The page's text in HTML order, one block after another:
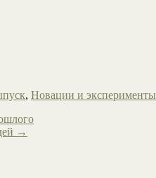
, Новации и эксперименты
→